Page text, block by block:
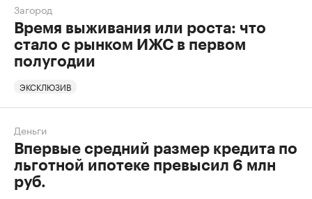
Загород
Время выживания или роста: что
стало с рынком ИЖС в первом
полугодии
ЭКСКЛЮЗИВ
Деньги
Впервые средний размер кредита по
льготной ипотеке превысил 6 млн
руб.